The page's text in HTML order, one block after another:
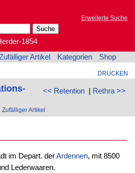
Erweiterte Suche
1854
Artikel Kategorien Shop
DRUCKEN
<< Retention| Rethra >>
Zufälliger Artikel
im Depart. derArdennen, mit 8500
Lederwaaren.